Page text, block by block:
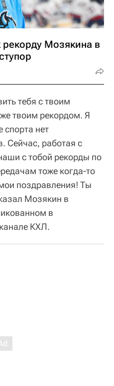
Мозякина в
тебя с твоим
твоим рекордом. Я
спорта нет
Сейчас, работая с
с тобой рекорды по
тоже когда-то
поздравления! Ты
Мозякин в
в
КХЛ.